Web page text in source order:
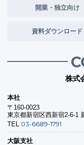
開業・独立向け
資料ダウンロード
株式
本社
〒160-0023
東京都新宿区西新宿2-6-1
TEL 03-6689-1791
大阪支社